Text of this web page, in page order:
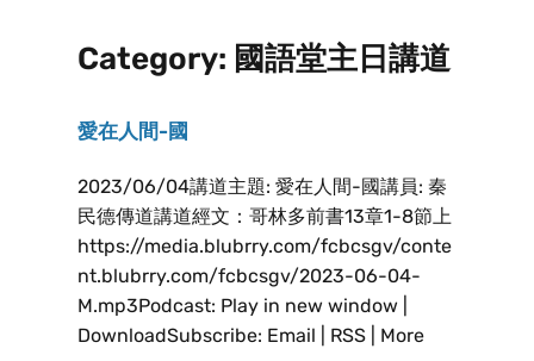
Category: 國語堂主日講道
愛在人間-國
2023/06/04講道主題: 愛在人間-國講員: 秦
民德傳道講道經文：哥林多前書13章1-8節上
https://media.blubrry.com/fcbcsgv/conte
nt.blubrry.com/fcbcsgv/2023-06-04-
M.mp3Podcast: Play in new window |
DownloadSubscribe: Email | RSS | More